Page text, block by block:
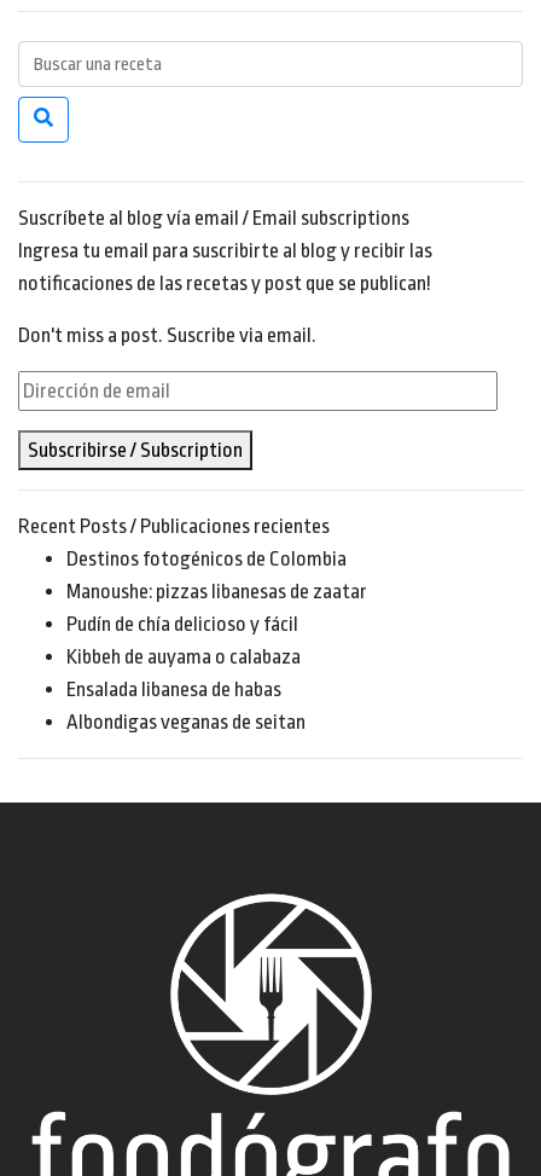
Suscríbete al blog vía email / Email subscriptions
Ingresa tu email para suscribirte al blog y recibir las
notificaciones de las recetas y post que se publican!
Don't miss a post. Suscribe via email.
Dirección
email
Subscribirse / Subscription
Recent Posts / Publicaciones recientes
Destinos fotogénicos de Colombia
Manoushe: pizzas libanesas de zaatar
Pudín de chía delicioso y fácil
Kibbeh de auyama o calabaza
Ensalada libanesa de habas
Albondigas veganas de seitan